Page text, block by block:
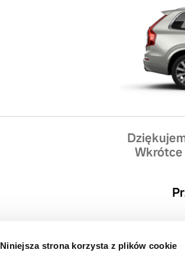
Niniejsza strona korzysta z plików cookie
Wkrótce